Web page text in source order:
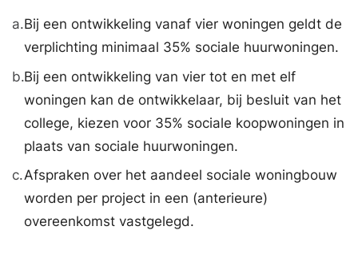
a.Bij een ontwikkeling vanaf vier woningen geldt de
verplichting minimaal 35% sociale huurwoningen.
b.Bij een ontwikkeling van vier tot en met elf
woningen kan de ontwikkelaar, bij besluit van het
college, kiezen voor 35% sociale koopwoningen in
plaats van sociale huurwoningen.
c.Afspraken over het aandeel sociale woningbouw
worden per project in een (anterieure)
overeenkomst vastgelegd.